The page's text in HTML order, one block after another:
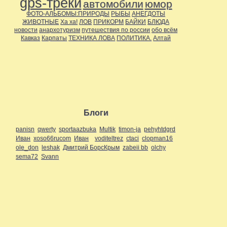
gps-треки автомобили юмор
ФОТО-АЛЬБОМЫ:ПРИРОДЫ РЫБЫ АНЕГДОТЫ
ЖИВОТНЫЕ Ха ха! ЛОВ ПРИКОРМ БАЙКИ БЛЮДА
новости анархотуризм путешествия по россии обо всём
Кавказ Карпаты ТЕХНИКА ЛОВА ПОЛИТИКА. Алтай
Блоги
panisn qwerty sportaazbuka Multik timon-ja pehyhtdgrd
Иван xoso66rucom Иван voditeltrez ctaci clopman16
ole_don leshak Дмитрий БорсКрым zabeii bb olchy
sema72 Svann